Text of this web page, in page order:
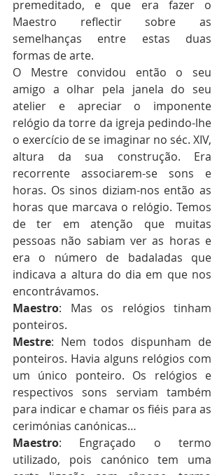
premeditado, e que era fazer o
Maestro reflectir sobre as
semelhanças entre estas duas
formas de arte.
O Mestre convidou então o seu
amigo a olhar pela janela do seu
atelier e apreciar o imponente
relógio da torre da igreja pedindo-lhe
o exercício de se imaginar no séc. XIV,
altura da sua construção. Era
recorrente associarem-se sons e
horas. Os sinos diziam-nos então as
horas que marcava o relógio. Temos
de ter em atenção que muitas
pessoas não sabiam ver as horas e
era o número de badaladas que
indicava a altura do dia em que nos
encontrávamos.
Maestro: Mas os relógios tinham
ponteiros.
Mestre: Nem todos dispunham de
ponteiros. Havia alguns relógios com
um único ponteiro. Os relógios e
respectivos sons serviam também
para indicar e chamar os fiéis para as
cerimónias canónicas…
Maestro: Engraçado o termo
utilizado, pois canónico tem uma